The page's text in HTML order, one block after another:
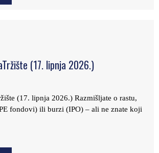
(17. lipnja 2026.)
(17. lipnja 2026.) Razmišljate o rastu,
fondovi) ili burzi (IPO) – ali ne znate koji